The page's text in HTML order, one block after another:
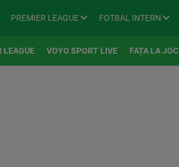
PREMIER LEAGUE FOTBAL INTERN
LEAGUE VOYO SPORT LIVE FAȚA LA JOC